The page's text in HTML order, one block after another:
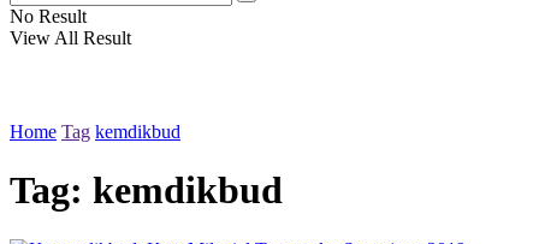
No Result
View All Result
Home Tag kemdikbud
Tag: kemdikbud